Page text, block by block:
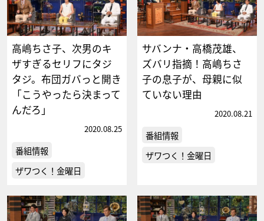
高嶋ちさ子、次男のキ
ザすぎるセリフにタジ
タジ。布団ガバっと開き
「こうやったら決まって
んだろ」
2020.08.25
番組情報
ザワつく！金曜日
サバンナ・高橋茂雄、
ズバリ指摘！高嶋ちさ
子の息子が、母親に似
ていない理由
2020.08.21
番組情報
ザワつく！金曜日